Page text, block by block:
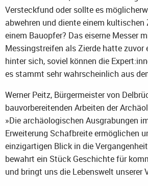
Versteckfund oder sollte es
abwehren und diente einem kultischen
einem Bauopfer? Das eiserne Messer
Messingstreifen als Zierde hatte zuvor
hinter sich, soviel können die
es stammt sehr wahrscheinlich aus
Werner Peitz, Bürgermeister von
bauvorbereitenden Arbeiten der
»Die archäologischen Ausgrabungen
Erweiterung Schafbreite ermöglichen
einzigartigen Blick in die
bewahrt ein Stück Geschichte für
und bringt uns die Lebenswelt unserer